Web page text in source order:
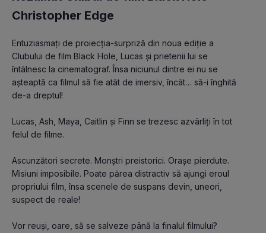
Christopher Edge
Entuziasmați de proiecția-surpriză din noua ediție a
Clubului de film Black Hole, Lucas și prietenii lui se
întâlnesc la cinematograf. Însa niciunul dintre ei nu se
așteaptă ca filmul să fie atât de imersiv, încât… să-i înghită
de-a dreptul!
Lucas, Ash, Maya, Caitlin și Finn se trezesc azvârliți în tot
felul de filme.
Ascunzători secrete. Monștri preistorici. Orașe pierdute.
Misiuni imposibile. Poate părea distractiv să ajungi eroul
propriului film, însa scenele de suspans devin, uneori,
suspect de reale!
Vor reuși, oare, să se salveze până la finalul filmului?